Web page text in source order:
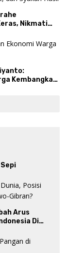
Nikmati
Kembangkan
Arus
Di